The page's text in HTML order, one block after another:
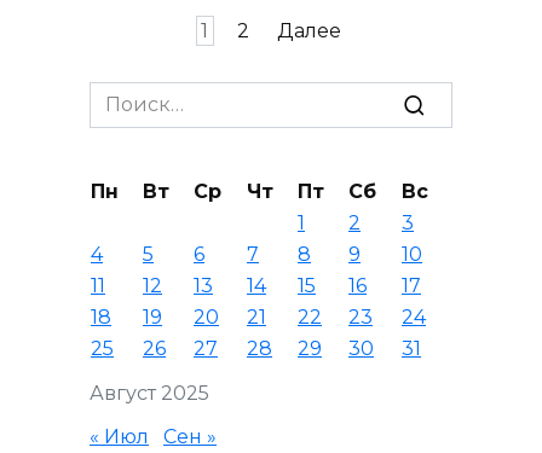
1 2 Далее
Search
for:
Август 2025
Пн Вт Ср Чт Пт Сб
Вс
1
2
3
4
5 6 7 8 9
10
11
12 13 14 15 16
17
18
19 20 21 22 23
24
25
26 27 28 29 30 31
« Июл Сен »